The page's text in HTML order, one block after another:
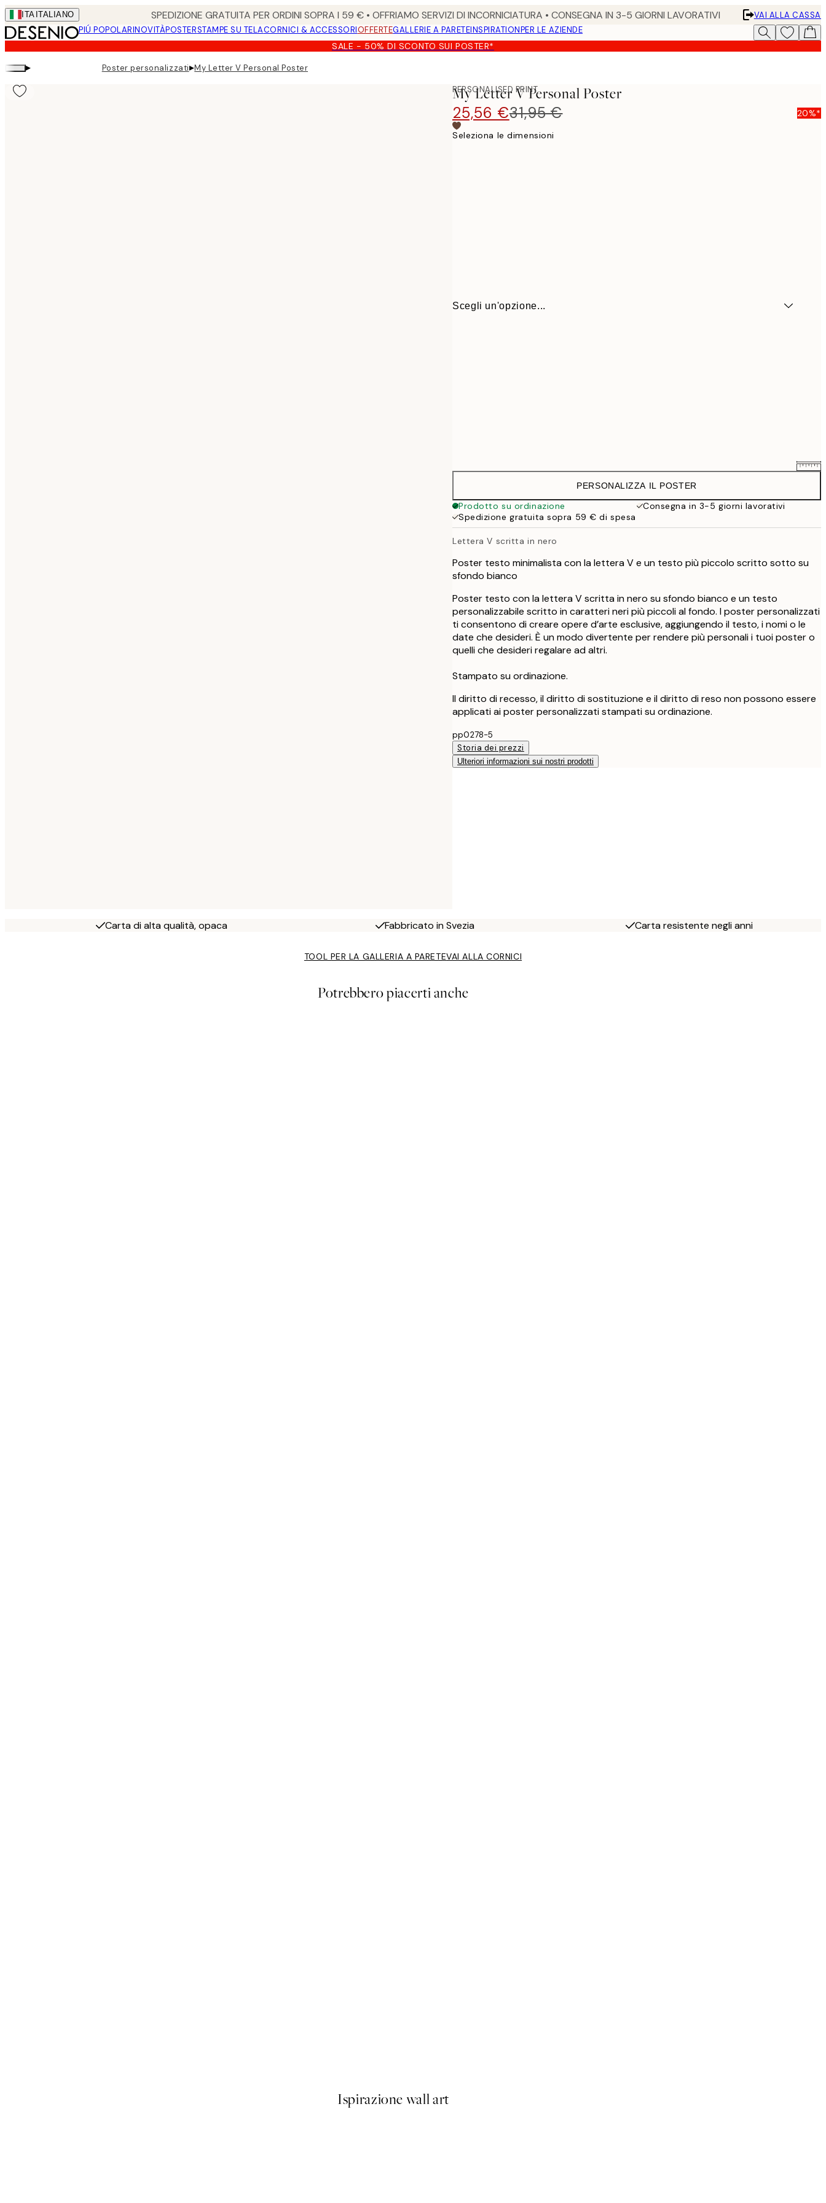
Skip
to
main
content.
ITA ITALIANO SPEDIZIONE GRATUITA PER ORDINI SOPRA I 59 € • OFFRIAMO SERVIZI DI INCORNICIATURA • CONSEGNA IN 3-5 GIORNI LAVORATIVI
VAI ALLA CASSA
PIÚ POPOLARINOVITÀPOSTERSTAMPE SU TELACORNICI & ACCESSORIOFFERTEGALLERIE A PARETEINSPIRATIONPER LE AZIENDE
SALE - 50% DI SCONTO SUI POSTER*
▸ Poster personalizzati▸My Letter V Personal Poster
PERSONALISED PRINT
My Letter V Personal Poster
25,56 €31,95 € 20%*
Seleziona le dimensioni
Scegli un'opzione...
31,95 €
50x70 cm
41,95 €
PERSONALIZZA IL POSTER
Prodotto su ordinazione
Consegna in 3-5 giorni lavorativi
Spedizione gratuita sopra 59 € di spesa
Lettera V scritta in nero
Poster testo minimalista con la lettera V e un testo più piccolo scritto sotto su
sfondo bianco
Poster testo con la lettera V scritta in nero su sfondo bianco e un testo
personalizzabile scritto in caratteri neri più piccoli al fondo. I poster personalizzati
ti consentono di creare opere d’arte esclusive, aggiungendo il testo, i nomi o le
date che desideri. È un modo divertente per rendere più personali i tuoi poster o
quelli che desideri regalare ad altri.
Stampato su ordinazione.
Il diritto di recesso, il diritto di sostituzione e il diritto di reso non possono essere
applicati ai poster personalizzati stampati su ordinazione.
pp0278-5
Storia dei prezzi
Ulteriori informazioni sui nostri prodotti
Carta di alta qualità, opaca Fabbricato in Svezia Carta resistente negli anni
TOOL PER LA GALLERIA A PARETEVAI ALLA CORNICI
Potrebbero piacerti anche
Ispirazione wall art